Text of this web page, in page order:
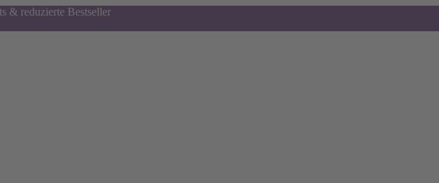
& reduzierte Bestseller